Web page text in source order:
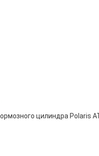
цилиндра Polaris